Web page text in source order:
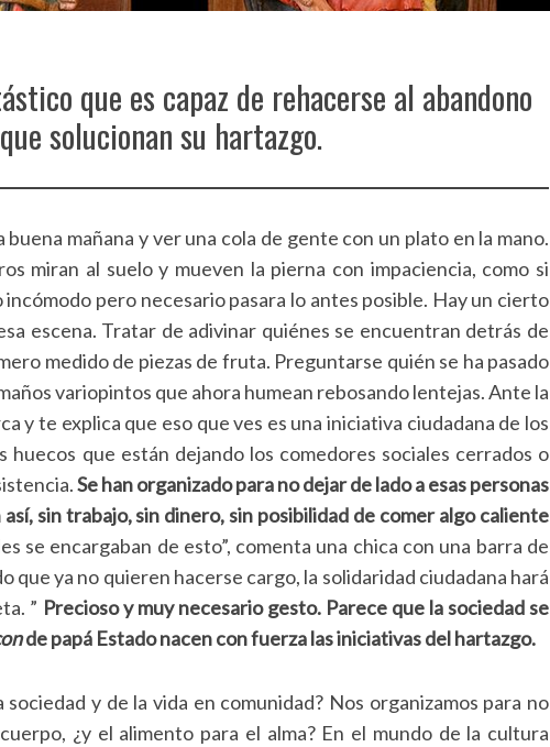
que es capaz de rehacerse al abandono
solucionan su hartazgo.
buena mañana y ver una cola de gente con un plato en la mano.
miran al suelo y mueven la pierna con impaciencia, como si
pero necesario pasara lo antes posible. Hay un cierto
escena. Tratar de adivinar quiénes se encuentran detrás de
medido de piezas de fruta. Preguntarse quién se ha pasado
variopintos que ahora humean rebosando lentejas. Ante la
y te explica que eso que ves es una iniciativa ciudadana de los
que están dejando los comedores sociales cerrados o
Se han organizado para no dejar de lado a esas personas
sin trabajo, sin dinero, sin posibilidad de comer algo caliente
se encargaban de esto”, comenta una chica con una barra de
que ya no quieren hacerse cargo, la solidaridad ciudadana hará
” Precioso y muy necesario gesto. Parece que la sociedad se
de papá Estado nacen con fuerza las iniciativas del hartazgo.
y de la vida en comunidad? Nos organizamos para no
¿y el alimento para el alma? En el mundo de la cultura